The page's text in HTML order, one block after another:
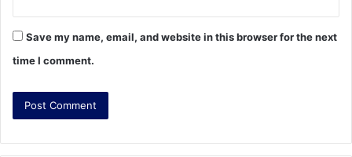
Save my name, email, and website in this browser for the next
time I comment.